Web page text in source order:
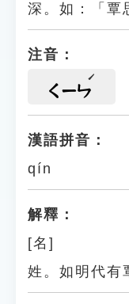
深。如：「覃
注音：
ㄑㄧㄣ
漢語拼音：
qín
解釋：
[名]
姓。如明代有